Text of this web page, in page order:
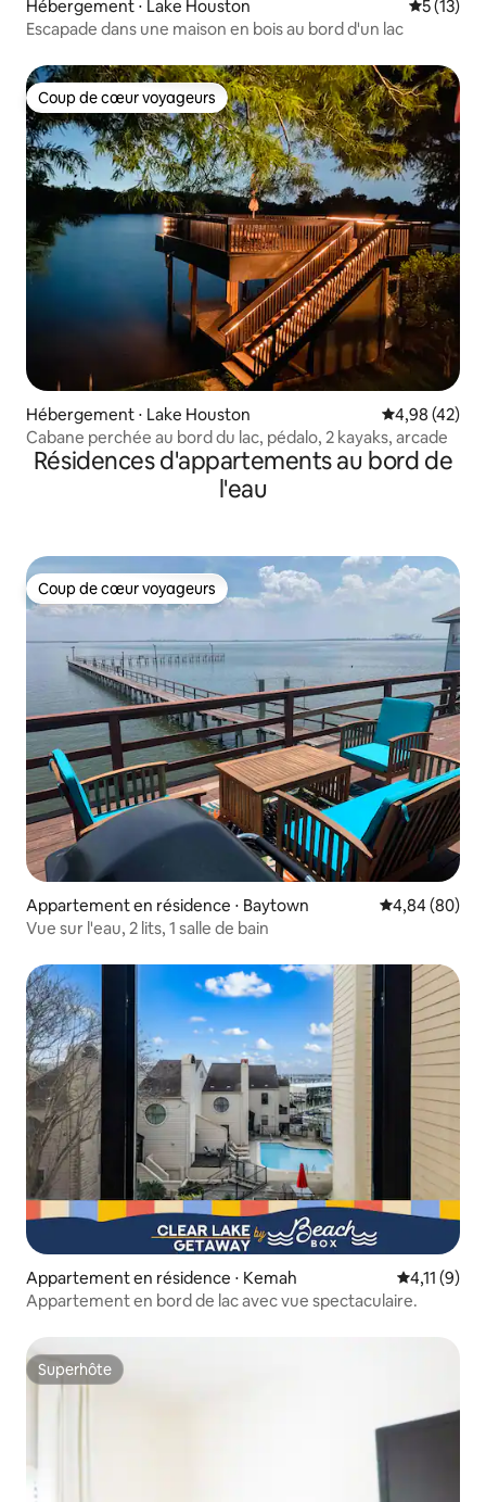
Hébergement ⋅ Lake Houston
5 (13)
Escapade dans une maison en bois au bord d'un lac
Coup de cœur voyageurs
Coup de cœur voyageurs
Hébergement ⋅ Lake Houston Évaluation
4,98 (42)
Cabane perchée au bord du lac, pédalo, 2 kayaks, arcade
Résidences d'appartements au bord de
l'eau
Coup de cœur voyageurs
Coup de cœur voyageurs
Appartement en résidence ⋅ Baytown Évaluation
4,84 (80)
Vue sur l'eau, 2 lits, 1 salle de bain
Appartement en résidence ⋅ Kemah Évaluation
4,11 (9)
Appartement en bord de lac avec vue spectaculaire.
Superhôte
Superhôte